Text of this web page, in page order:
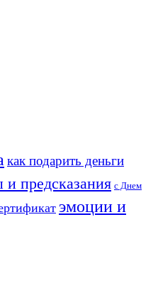
как подарить деньги
и предсказания с Днем
эмоции и